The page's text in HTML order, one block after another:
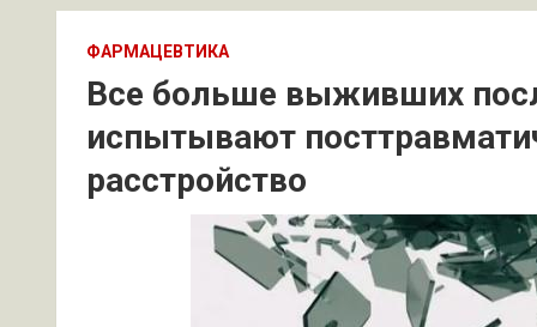
ФАРМАЦЕВТИКА
Все больше выживших
испытывают
расстройство